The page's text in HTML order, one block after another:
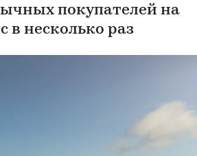
покупателей на
несколько раз